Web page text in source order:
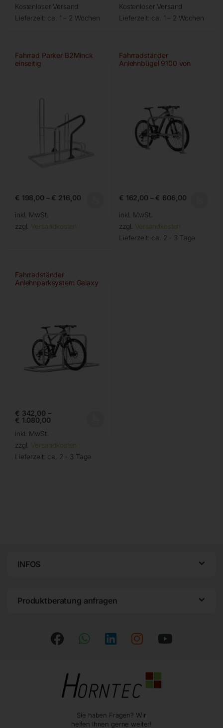
Kostenloser Versand
Lieferzeit: ca. 1 – 2 Wochen
Kostenloser Versand
Lieferzeit: ca. 1 – 2 Wochen
Fahrrad Parker B2Minck
einseitig
€ 198,00 – € 216,00
inkl. MwSt.
zzgl. Versandkosten
Fahrradständer
Anlehnbügel 9100 von
€ 162,00 – € 606,00
inkl. MwSt.
zzgl. Versandkosten
Lieferzeit: ca. 2 - 3 Tage
Fahrradständer
Anlehnparksystem Galaxy
€ 342,00 –
€ 1.080,00
inkl. MwSt.
zzgl. Versandkosten
Lieferzeit: ca. 2 - 3 Tage
INFOS
Produktberatung anfragen
Sie haben Fragen? Wir
helfen Ihnen gerne weiter!